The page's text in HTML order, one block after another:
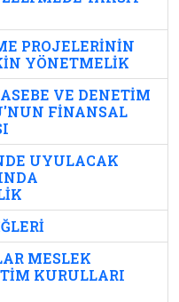
PROJELERİNİN
YÖNETMELİK
VE DENETİM
FİNANSAL
UYULACAK
MESLEK
KURULLARI